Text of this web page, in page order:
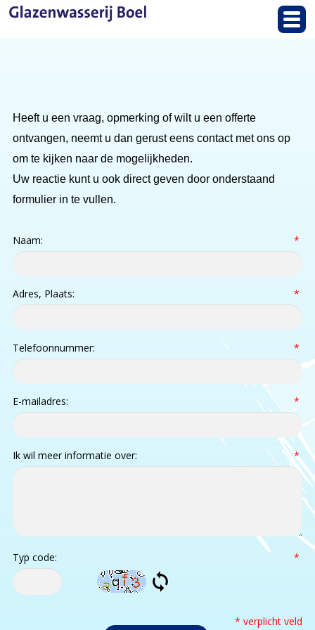
Heeft u een vraag, opmerking of wilt u een offerte
ontvangen, neemt u dan gerust eens contact met ons op
om te kijken naar de mogelijkheden.
Uw reactie kunt u ook direct geven door onderstaand
formulier in te vullen.
Naam: *
Adres, Plaats: *
Telefoonnummer: *
E-mailadres: *
Ik wil meer informatie over: *
Typ code: *
* verplicht veld